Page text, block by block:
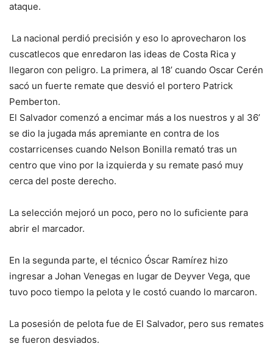
ataque.
La nacional perdió precisión y eso lo aprovecharon los
cuscatlecos que enredaron las ideas de Costa Rica y
llegaron con peligro. La primera, al 18’ cuando Oscar Cerén
sacó un fuerte remate que desvió el portero Patrick
Pemberton.
El Salvador comenzó a encimar más a los nuestros y al 36’
se dio la jugada más apremiante en contra de los
costarricenses cuando Nelson Bonilla remató tras un
centro que vino por la izquierda y su remate pasó muy
cerca del poste derecho.
La selección mejoró un poco, pero no lo suficiente para
abrir el marcador.
En la segunda parte, el técnico Óscar Ramírez hizo
ingresar a Johan Venegas en lugar de Deyver Vega, que
tuvo poco tiempo la pelota y le costó cuando lo marcaron.
La posesión de pelota fue de El Salvador, pero sus remates
se fueron desviados.